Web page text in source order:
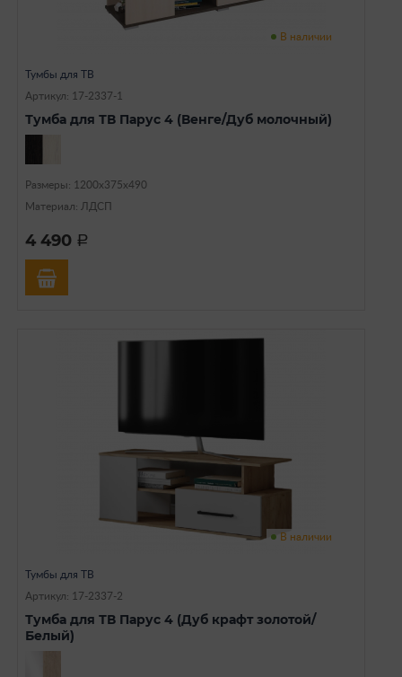
В наличии
Тумбы для ТВ
Артикул: 17-2337-1
Тумба для ТВ Парус 4 (Венге/Дуб молочный)
Размеры: 1200х375х490
Материал: ЛДСП
4 490 a
В наличии
Тумбы для ТВ
Артикул: 17-2337-2
Тумба для ТВ Парус 4 (Дуб крафт золотой/
Белый)